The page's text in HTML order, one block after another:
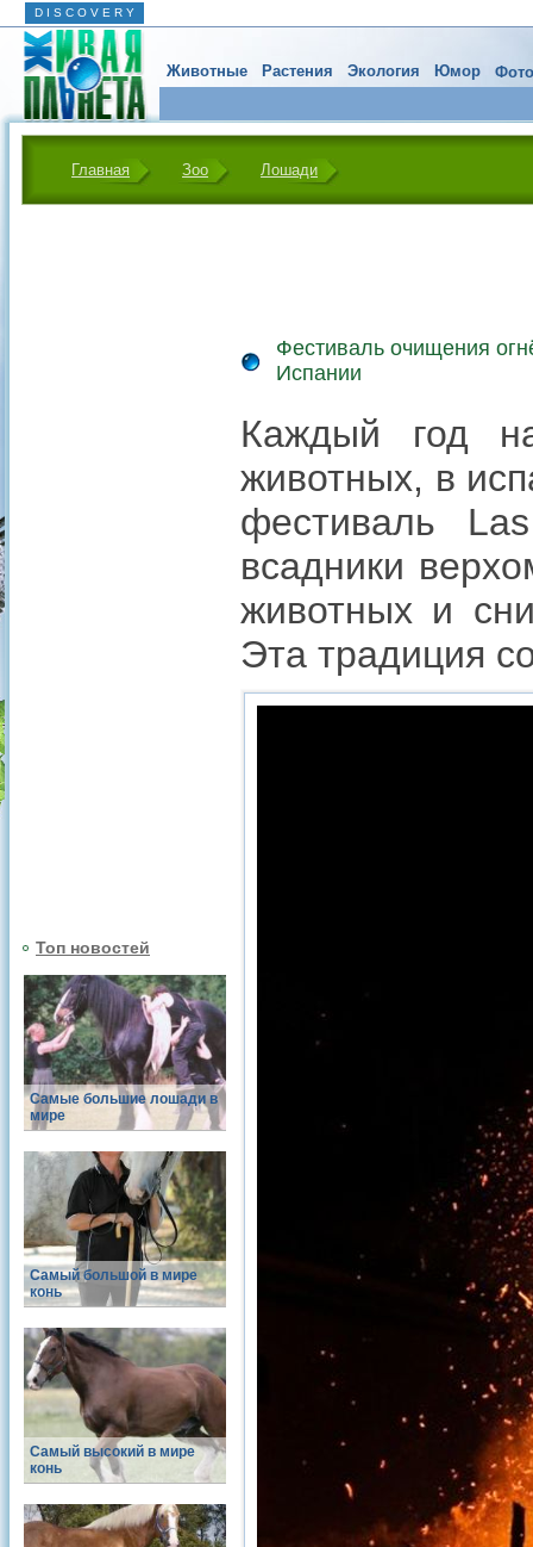
D I S C O V E R Y
Животные Растения Экология Юмор
Главная Зоо Лошади
Топ новостей
Самые большие лошади в
мире
Самый большой в мире
конь
Самый высокий в мире
конь
Фестиваль очищения
Испании
Каждый год
животных, в
фестиваль
всадники
животных и
Эта традиция